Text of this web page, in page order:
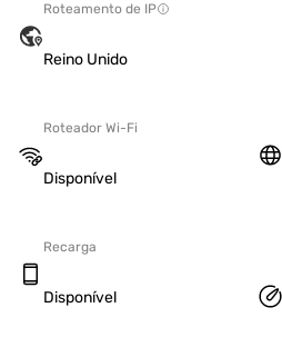
Roteamento de IP
Reino Unido
Roteador Wi-Fi
Disponível
Recarga
Disponível